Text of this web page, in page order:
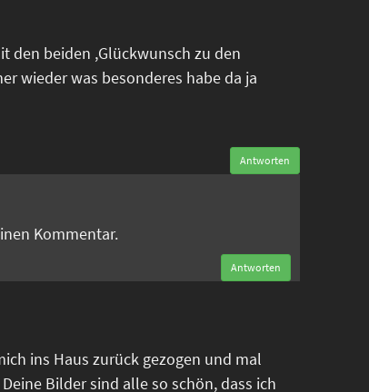
den beiden ,Glückwunsch zu den
wieder was besonderes habe da ja
Antworten
Kommentar.
Antworten
ins Haus zurück gezogen und mal
Bilder sind alle so schön, dass ich